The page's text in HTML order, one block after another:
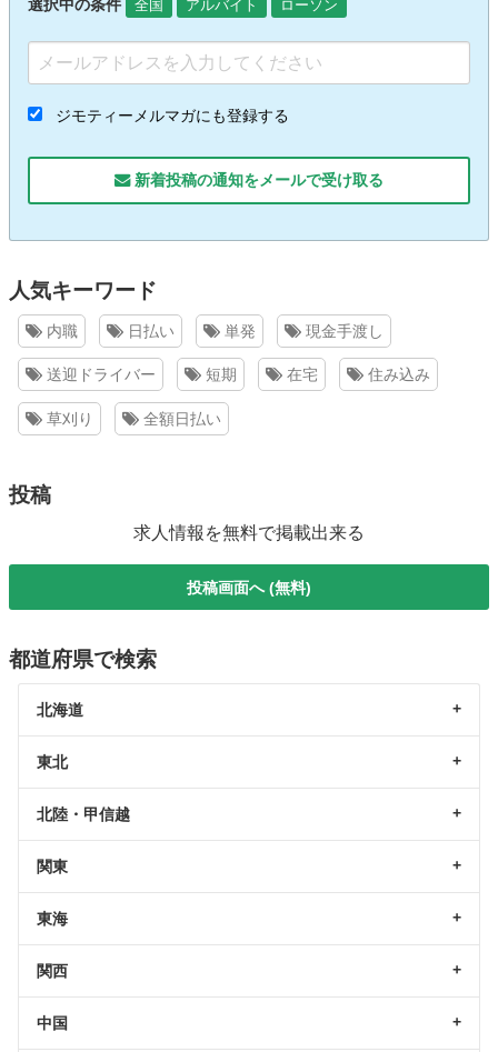
選択中の条件 全国 アルバイト ローソン
ジモティーメルマガにも登録する
新着投稿の通知をメールで受け取る
人気キーワード
内職 日払い 単発 現金手渡し
送迎ドライバー 短期 在宅 住み込み
草刈り 全額日払い
投稿
求人情報を無料で掲載出来る
投稿画面へ (無料)
都道府県で検索
北海道
東北
北陸・甲信越
関東
東海
関西
中国